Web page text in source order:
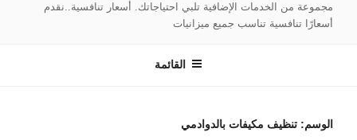
مجموعة من الخدمات الإضافية تلبي احتياجاتك. أسعار تنافسية..نقدم
أسعارًا تنافسية تناسب جميع ميزانيات
القائمة
الوسم: تنظيف مكيفات بالدوادمي